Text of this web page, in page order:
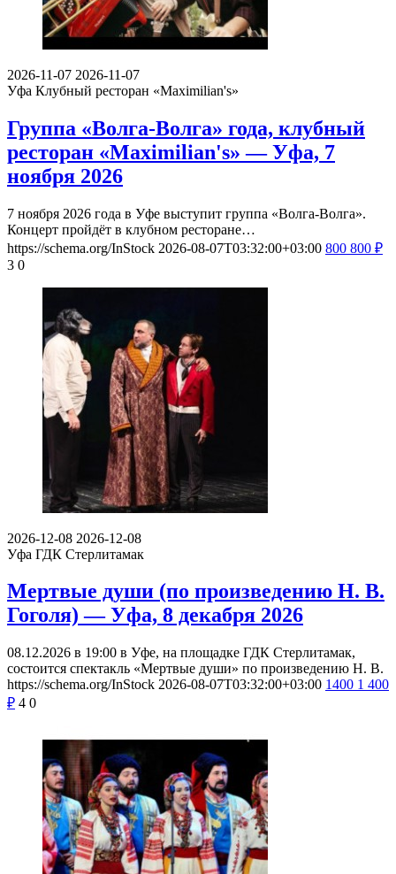
2026-11-07 2026-11-07
Уфа Клубный ресторан «Maximilian's»
Группа «Волга-Волга» года, клубный
ресторан «Maximilian's» — Уфа, 7
ноября 2026
7 ноября 2026 года в Уфе выступит группа «Волга-Волга».
Концерт пройдёт в клубном ресторане…
https://schema.org/InStock 2026-08-07T03:32:00+03:00 800 800 ₽
3 0
2026-12-08 2026-12-08
Уфа ГДК Стерлитамак
Мертвые души (по произведению Н. В.
Гоголя) — Уфа, 8 декабря 2026
08.12.2026 в 19:00 в Уфе, на площадке ГДК Стерлитамак,
состоится спектакль «Мертвые души» по произведению Н. В.
https://schema.org/InStock 2026-08-07T03:32:00+03:00 1400 1 400
₽ 4 0